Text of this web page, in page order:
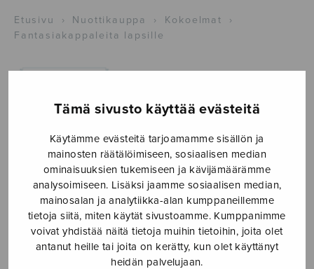
Tämä sivusto käyttää evästeitä
Käytämme evästeitä tarjoamamme sisällön ja
mainosten räätälöimiseen, sosiaalisen median
ominaisuuksien tukemiseen ja kävijämäärämme
analysoimiseen. Lisäksi jaamme sosiaalisen median,
mainosalan ja analytiikka-alan kumppaneillemme
tietoja siitä, miten käytät sivustoamme. Kumppanimme
voivat yhdistää näitä tietoja muihin tietoihin, joita olet
antanut heille tai joita on kerätty, kun olet käyttänyt
heidän palvelujaan.
Etusivu › Nuottikauppa › Kokoelmat
›
Fantasiakappaleita lapsille
Fantasiakappaleita